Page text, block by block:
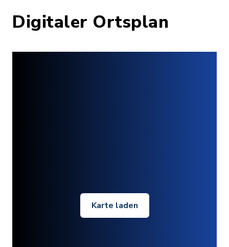
Digitaler Ortsplan
Karte laden